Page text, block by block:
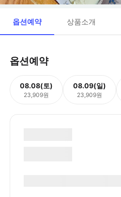
옵션예약 상품소개
옵션예약
08.08(토)
23,909원
08.09(일)
23,909원